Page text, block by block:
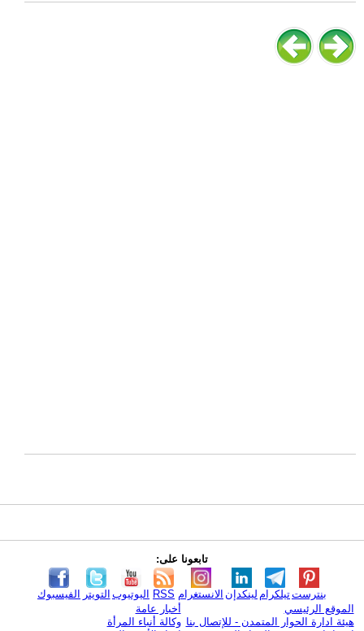
تابعونا على:
الفيسبوك التويتر اليوتيوب RSS الانستغرام لينكدإن تيلكرامبنترست
الموقع الرئيسي
هيئة ادارة الحوار المتمدن - للإتصال بنا
أخبار عامة
وكالة أنباء المرأة